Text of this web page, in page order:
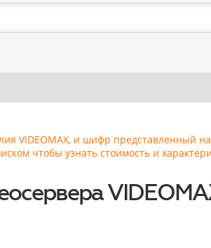
VIDEOMAX, и шифр представленный
чтобы узнать стоимость и